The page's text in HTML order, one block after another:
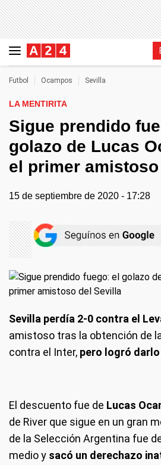
Futbol Ocampos Sevilla
LA MENTIRITA
Sigue prendido
golazo de Lucas
el primer
15 de septiembre de 2020 - 17:28
Sevilla perdía 2-0 contra el
amistoso tras la obtención de
contra el Inter, pero logró
El descuento fue de Lucas
de River que sigue en un gran
de la Selección Argentina fue
medio y sacó un derechazo